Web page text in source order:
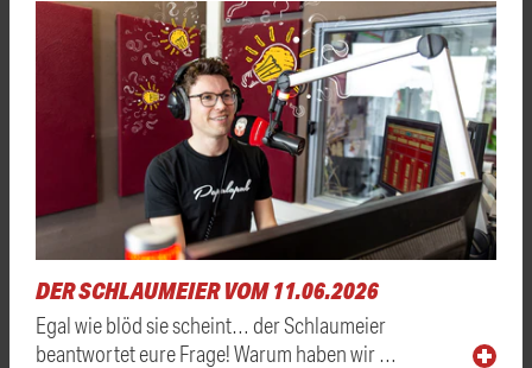
DER SCHLAUMEIER VOM 11.06.2026
Egal wie blöd sie scheint… der Schlaumeier
beantwortet eure Frage! Warum haben wir …